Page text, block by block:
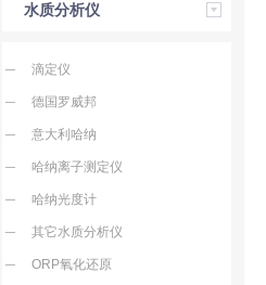
水质分析仪
滴定仪
德国罗威邦
意大利哈纳
哈纳离子测定仪
哈纳光度计
其它水质分析仪
ORP氧化还原